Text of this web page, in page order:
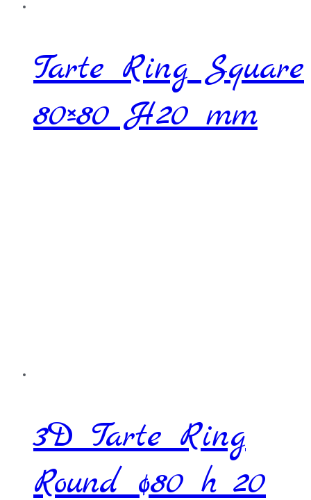
Tarte Ring Square
80×80 H20 mm
3D Tarte Ring
Round ø80 h 20